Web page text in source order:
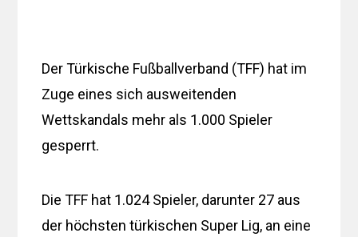
Der Türkische Fußballverband (TFF) hat im
Zuge eines sich ausweitenden
Wettskandals mehr als 1.000 Spieler
gesperrt.
Die TFF hat 1.024 Spieler, darunter 27 aus
der höchsten türkischen Super Lig, an eine